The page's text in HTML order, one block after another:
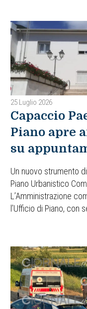
25 Luglio 2026
Capaccio
Piano apre
su
Un nuovo strumento
Piano Urbanistico
L’Amministrazione
l’Ufficio di Piano, con